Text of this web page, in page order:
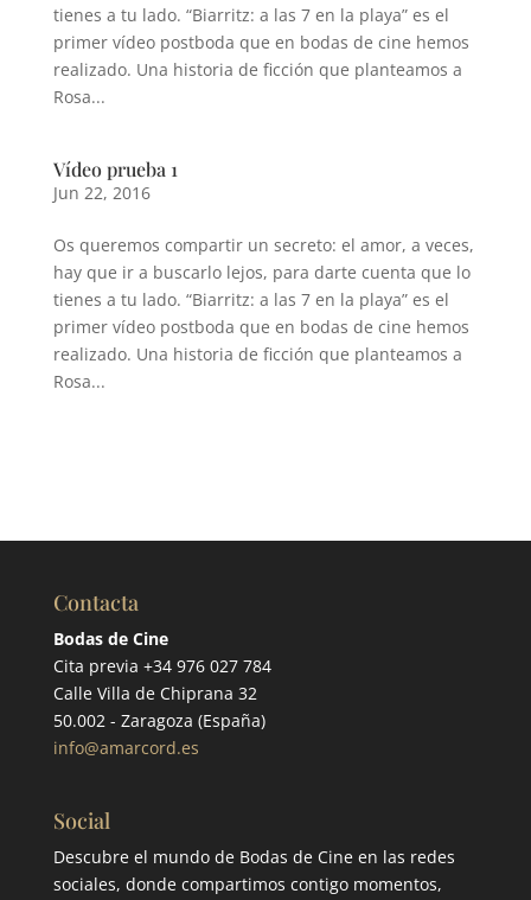
tienes a tu lado. “Biarritz: a las 7 en la playa” es el
primer vídeo postboda que en bodas de cine hemos
realizado. Una historia de ficción que planteamos a
Rosa...
Vídeo prueba 1
Jun 22, 2016
Os queremos compartir un secreto: el amor, a veces,
hay que ir a buscarlo lejos, para darte cuenta que lo
tienes a tu lado. “Biarritz: a las 7 en la playa” es el
primer vídeo postboda que en bodas de cine hemos
realizado. Una historia de ficción que planteamos a
Rosa...
Contacta
Bodas de Cine
Cita previa +34 976 027 784
Calle Villa de Chiprana 32
50.002 - Zaragoza (España)
info@amarcord.es
Social
Descubre el mundo de Bodas de Cine en las redes
sociales, donde compartimos contigo momentos,